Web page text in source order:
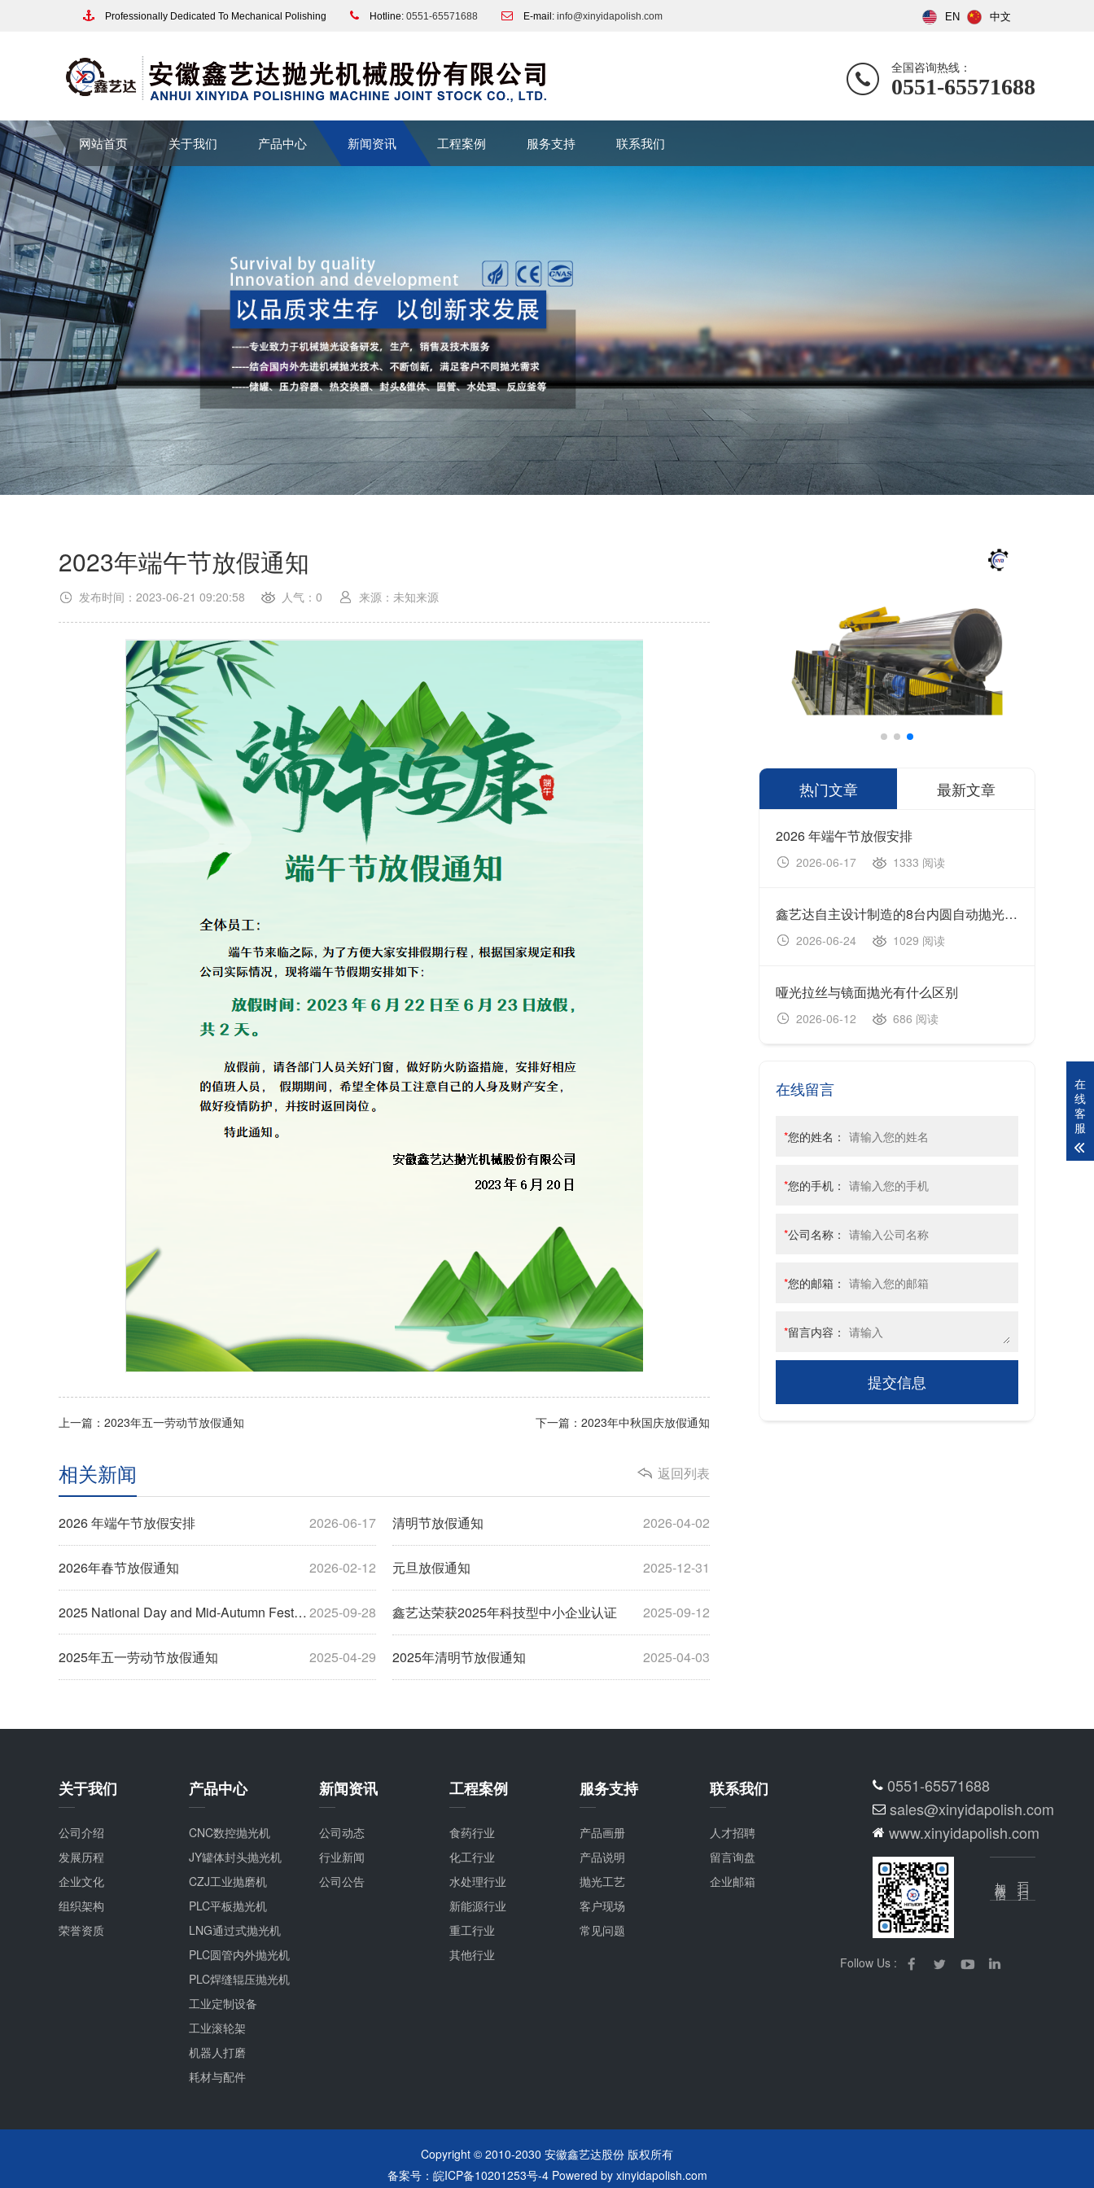
Professionally Dedicated To Mechanical Polishing Hotline: 0551-65571688 E-mail: info@xinyidapolish.com EN 中文
全国咨询热线：
0551-65571688
网站首页 关于我们 产品中心 新闻资讯 工程案例 服务支持 联系我们
2023年端午节放假通知
发布时间：2023-06-21 09:20:58 人气：0 来源：未知来源
上一篇：2023年五一劳动节放假通知 下一篇：2023年中秋国庆放假通知
返回列表
相关新闻
2026-06-17
2026 年端午节放假安排 2026-04-02
清明节放假通知
2026-02-12
2026年春节放假通知 2025-12-31
元旦放假通知
2025-09-28
2025 National Day and Mid-Autumn Festival Holiday Notice 2025-09-12
鑫艺达荣获2025年科技型中小企业认证
2025-04-29
2025年五一劳动节放假通知 2025-04-03
2025年清明节放假通知
热门文章 最新文章
2026 年端午节放假安排
2026-06-17 1333 阅读
鑫艺达自主设计制造的8台内圆自动抛光机顺利完成生产制造、设备调试及出厂验收工作，并于今日正式装车发货。
2026-06-24 1029 阅读
哑光拉丝与镜面抛光有什么区别
2026-06-12 686 阅读
在线留言
*您的姓名：
*您的手机：
*公司名称：
*您的邮箱：
*留言内容：
提交信息
关于我们
公司介绍
发展历程
企业文化
组织架构
荣誉资质
产品中心
CNC数控抛光机
JY罐体封头抛光机
CZJ工业抛磨机
PLC平板抛光机
LNG通过式抛光机
PLC圆管内外抛光机
PLC焊缝辊压抛光机
工业定制设备
工业滚轮架
机器人打磨
耗材与配件
新闻资讯
公司动态
行业新闻
公司公告
工程案例
食药行业
化工行业
水处理行业
新能源行业
重工行业
其他行业
服务支持
产品画册
产品说明
抛光工艺
客户现场
常见问题
联系我们
人才招聘
留言询盘
企业邮箱
0551-65571688
sales@xinyidapolish.com
www.xinyidapolish.com
Follow Us :
Copyright © 2010-2030 安徽鑫艺达股份 版权所有
备案号： 皖ICP备10201253号-4Powered by xinyidapolish.com
在
线
客
服